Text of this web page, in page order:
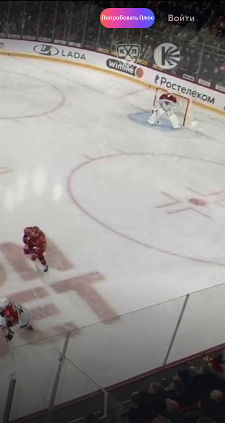
Попробовать Плюс Войти